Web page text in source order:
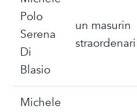
Polo
Serena
Di
Blasio
un masurin
straordenari
Michele